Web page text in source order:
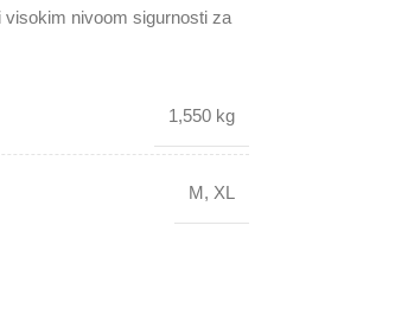
visokim nivoom sigurnosti za
1,550 kg
M, XL